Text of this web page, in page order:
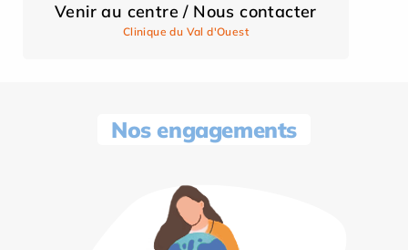
Venir au centre / Nous contacter
Clinique du Val d'Ouest
Nos engagements